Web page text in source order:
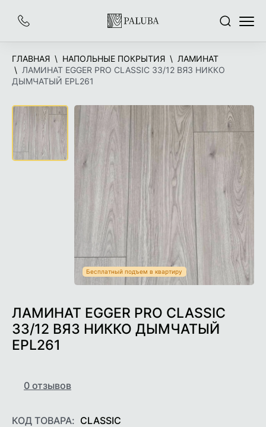
Заказать
На
главную
ПоискМеню
ГЛАВНАЯ НАПОЛЬНЫЕ ПОКРЫТИЯ
ЛАМИНАТ
ЛАМИНАТ EGGER PRO CLASSIC 33/12 ВЯЗ НИККО
ДЫМЧАТЫЙ EPL261
ЛАМИНАТ EGGER PRO CLASSIC
33/12 ВЯЗ НИККО ДЫМЧАТЫЙ
EPL261
0 отзывов
КОД ТОВАРА: CLASSIC
Бесплатный подъем в квартиру